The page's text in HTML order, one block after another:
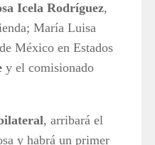
Icela Rodríguez,
María Luisa
de México en Estados
y el comisionado
, arribará el
y habrá un primer